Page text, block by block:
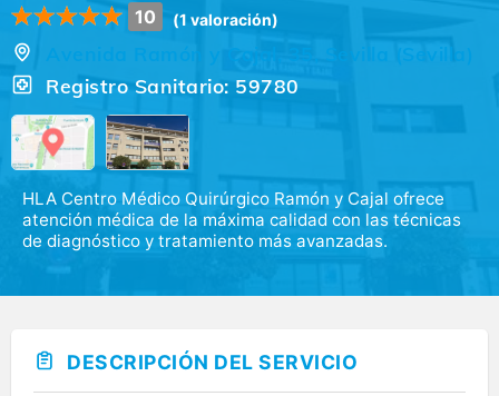
10 (1 valoración)
Avenida Ramón y Cajal, 35, Sevilla (Sevilla)
Registro Sanitario: 59780
HLA Centro Médico Quirúrgico Ramón y Cajal ofrece
atención médica de la máxima calidad con las técnicas
de diagnóstico y tratamiento más avanzadas.
DESCRIPCIÓN DEL SERVICIO